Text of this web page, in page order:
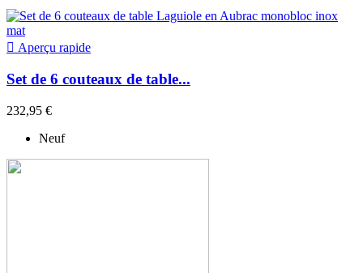
 Aperçu rapide
Set de 6 couteaux de table...
232,95 €
Neuf